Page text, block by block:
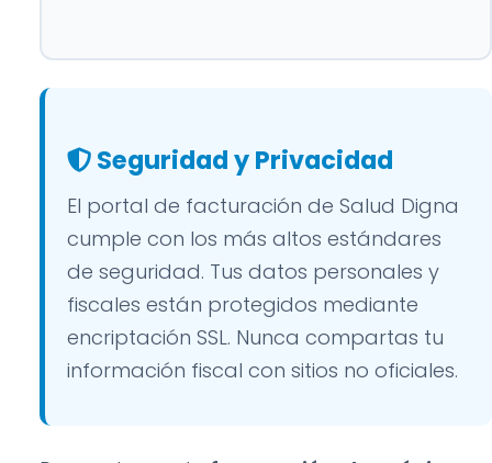
Seguridad y Privacidad
El portal de facturación de Salud Digna
cumple con los más altos estándares
de seguridad. Tus datos personales y
fiscales están protegidos mediante
encriptación SSL. Nunca compartas tu
información fiscal con sitios no oficiales.